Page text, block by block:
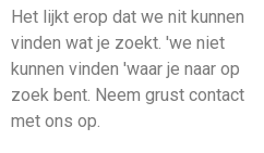
Het lijkt erop dat we nit kunnen
vinden wat je zoekt. 'we niet
kunnen vinden 'waar je naar op
zoek bent. Neem grust contact
met ons op.